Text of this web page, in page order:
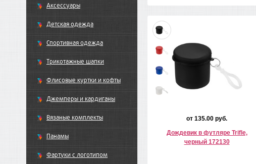
Аксессуары
Детская одежда
Спортивная одежда
Трикотажные шапки
Флисовые куртки и кофты
Джемперы и кардиганы
Вязаные комплекты
Панамы
Фартуки с логотипом
от 135.00 руб.
Дождевик в футляре Trifle,
черный 172130